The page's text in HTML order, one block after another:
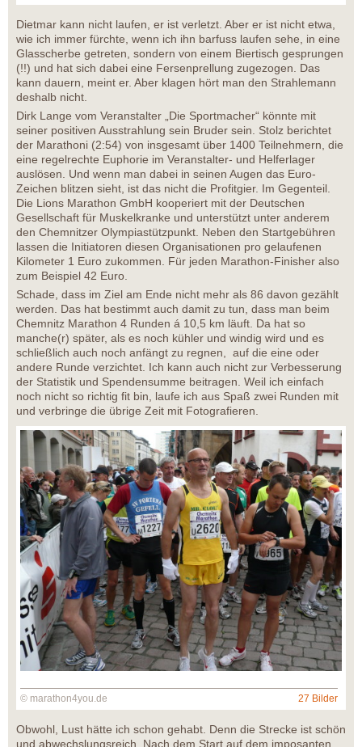
Dietmar kann nicht laufen, er ist verletzt. Aber er ist nicht etwa,
wie ich immer fürchte, wenn ich ihn barfuss laufen sehe, in eine
Glasscherbe getreten, sondern von einem Biertisch gesprungen
(!!) und hat sich dabei eine Fersenprellung zugezogen. Das
kann dauern, meint er. Aber klagen hört man den Strahlemann
deshalb nicht.
Dirk Lange vom Veranstalter „Die Sportmacher“ könnte mit
seiner positiven Ausstrahlung sein Bruder sein. Stolz berichtet
der Marathoni (2:54) von insgesamt über 1400 Teilnehmern, die
eine regelrechte Euphorie im Veranstalter- und Helferlager
auslösen. Und wenn man dabei in seinen Augen das Euro-
Zeichen blitzen sieht, ist das nicht die Profitgier. Im Gegenteil.
Die Lions Marathon GmbH kooperiert mit der Deutschen
Gesellschaft für Muskelkranke und unterstützt unter anderem
den Chemnitzer Olympiastützpunkt. Neben den Startgebühren
lassen die Initiatoren diesen Organisationen pro gelaufenen
Kilometer 1 Euro zukommen. Für jeden Marathon-Finisher also
zum Beispiel 42 Euro.
Schade, dass im Ziel am Ende nicht mehr als 86 davon gezählt
werden. Das hat bestimmt auch damit zu tun, dass man beim
Chemnitz Marathon 4 Runden á 10,5 km läuft. Da hat so
manche(r) später, als es noch kühler und windig wird und es
schließlich auch noch anfängt zu regnen, auf die eine oder
andere Runde verzichtet. Ich kann auch nicht zur Verbesserung
der Statistik und Spendensumme beitragen. Weil ich einfach
noch nicht so richtig fit bin, laufe ich aus Spaß zwei Runden mit
und verbringe die übrige Zeit mit Fotografieren.
© marathon4you.de 27 Bilder
Obwohl, Lust hätte ich schon gehabt. Denn die Strecke ist schön
und abwechslungsreich. Nach dem Start auf dem imposanten